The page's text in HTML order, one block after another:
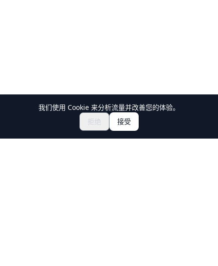
探索祭典与活动
获取日本祭典门票
我们使用 Cookie 来分析流量并改善您的体验。
拒绝
接受